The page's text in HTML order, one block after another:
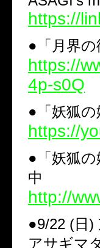
https://
●「月界
https://
4p-s0Q
●「妖狐
https://
●「妖狐
中
http://
●9/22 (日)
アサギマ